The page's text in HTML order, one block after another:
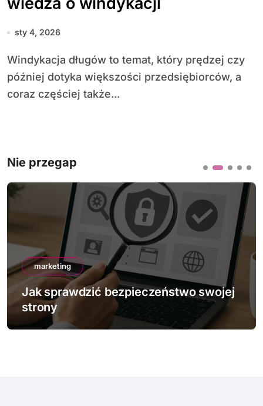
sty 4, 2026
Windykacja długów to temat, który prędzej czy
później dotyka większości przedsiębiorców, a
coraz częściej także...
Nie przegap
marketing
Jak sprawdzić bezpieczeństwo swojej
strony